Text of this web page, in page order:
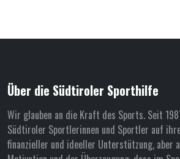
Über die Südtiroler Sporthilfe
Wir glauben an die Kraft des Sports. Seit
Südtiroler Sportlerinnen und Sportler auf
finanzieller und ideeller Unterstützung, aber